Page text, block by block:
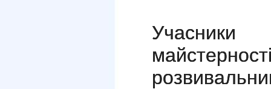
Учасники